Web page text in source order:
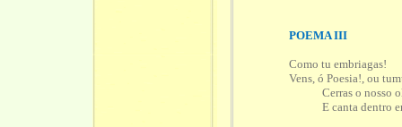
POEMA III
Como tu embriagas!
Vens, ó Poesia!, ou
Cerras o nosso
E canta dentro